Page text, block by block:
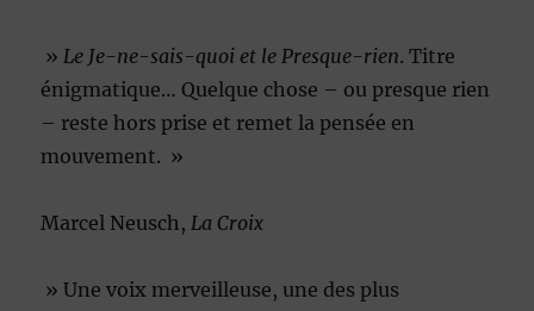
»Le Je-ne-sais-quoi et le Presque-rien. Titre
énigmatique… Quelque chose – ou presque rien
– reste hors prise et remet la pensée en
mouvement. »
Marcel Neusch,La Croix
» Une voix merveilleuse, une des plus